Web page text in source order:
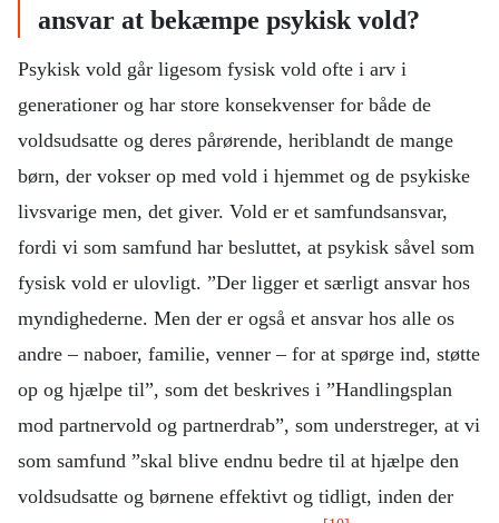
ansvar at bekæmpe psykisk vold?
Psykisk vold går ligesom fysisk vold ofte i arv i
generationer og har store konsekvenser for både de
voldsudsatte og deres pårørende, heriblandt de mange
børn, der vokser op med vold i hjemmet og de psykiske
livsvarige men, det giver. Vold er et samfundsansvar,
fordi vi som samfund har besluttet, at psykisk såvel som
fysisk vold er ulovligt. ”Der ligger et særligt ansvar hos
myndighederne. Men der er også et ansvar hos alle os
andre – naboer, familie, venner – for at spørge ind, støtte
op og hjælpe til”, som det beskrives i ”Handlingsplan
mod partnervold og partnerdrab”, som understreger, at vi
som samfund ”skal blive endnu bedre til at hjælpe den
voldsudsatte og børnene effektivt og tidligt, inden der